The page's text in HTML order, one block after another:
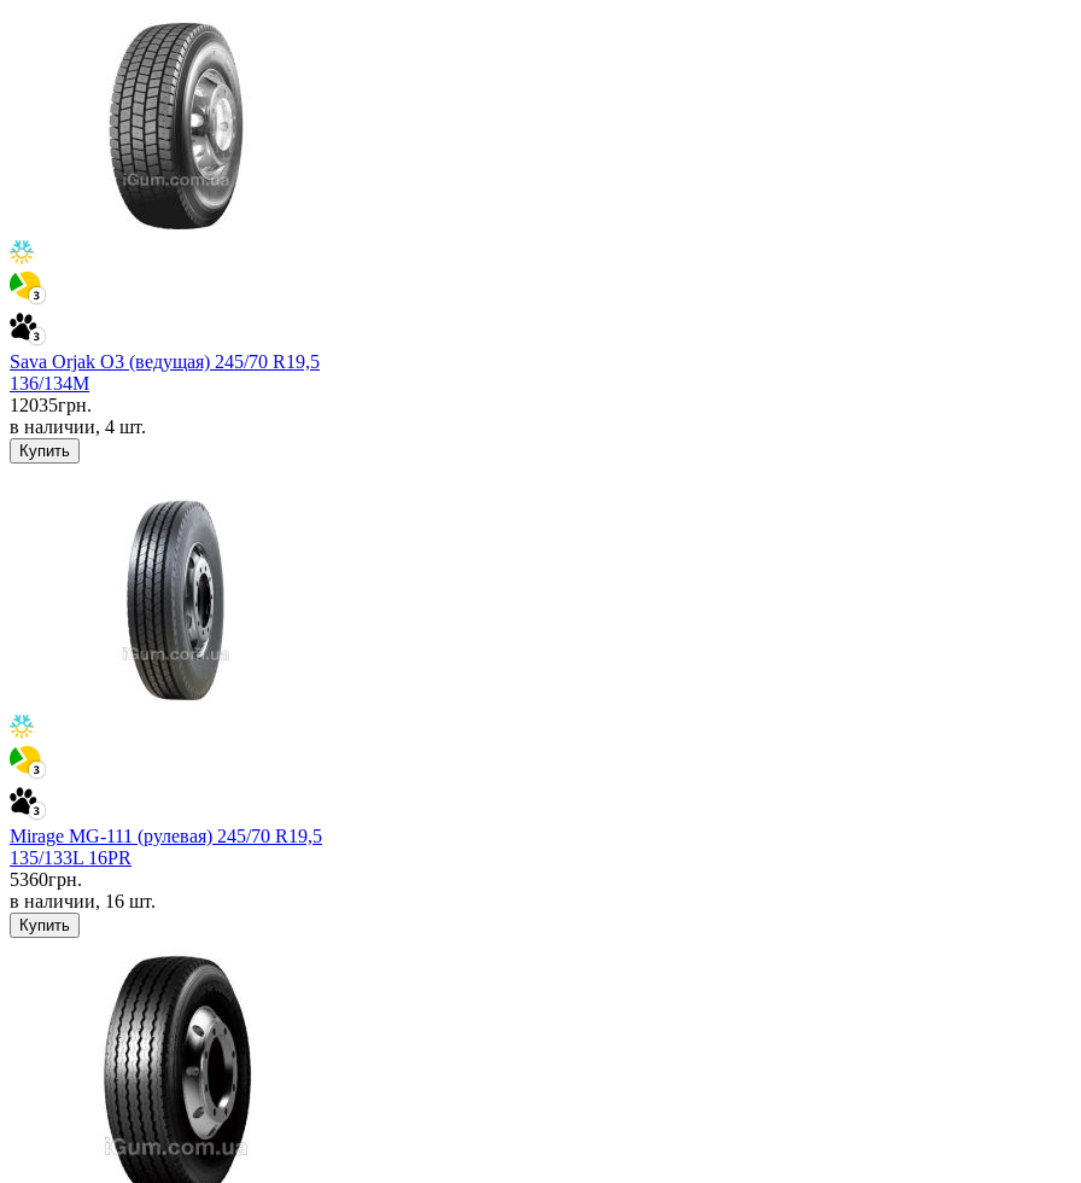
Sava Orjak O3 (ведущая) 245/70 R19,5
136/134M
12035грн.
в наличии, 4 шт.
Купить
Mirage MG-111 (рулевая) 245/70 R19,5
135/133L 16PR
5360грн.
в наличии, 16 шт.
Купить